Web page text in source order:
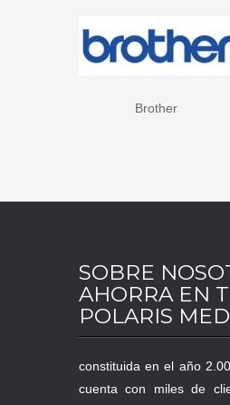
Brother
SOBRE
AHORRA EN
POLARIS
constituida en el año
cuenta con miles de